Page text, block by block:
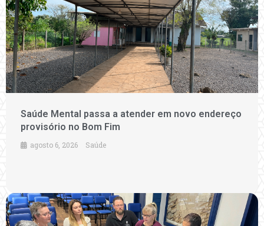
Saúde Mental passa a atender em novo endereço
provisório no Bom Fim
agosto 6, 2026 Saúde